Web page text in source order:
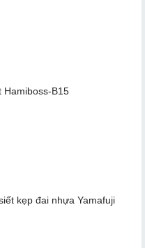
Hamiboss-B15
kẹp đai nhựa Yamafuji